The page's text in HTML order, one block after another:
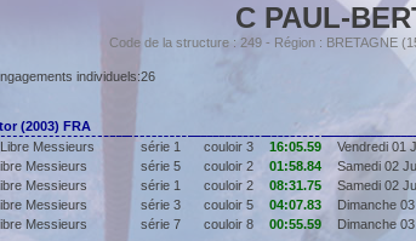
C PAUL-
Code de la structure : 249 - Région : BRETAGNE
individuels:26
(2003) FRA
Messieurs
série 1 couloir 3 16:05.59 Vendredi 01
Messieurs
série 5 couloir 2 01:58.84 Samedi 02
Messieurs
série 1 couloir 2 08:31.75 Samedi 02
Messieurs
série 3 couloir 5 04:07.83 Dimanche
Messieurs
série 7 couloir 8 00:55.59 Dimanche